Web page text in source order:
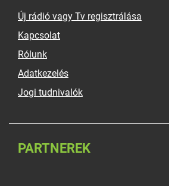
Új rádió vagy Tv regisztrálása
Kapcsolat
Rólunk
Adatkezelés
Jogi tudnivalók
PARTNEREK